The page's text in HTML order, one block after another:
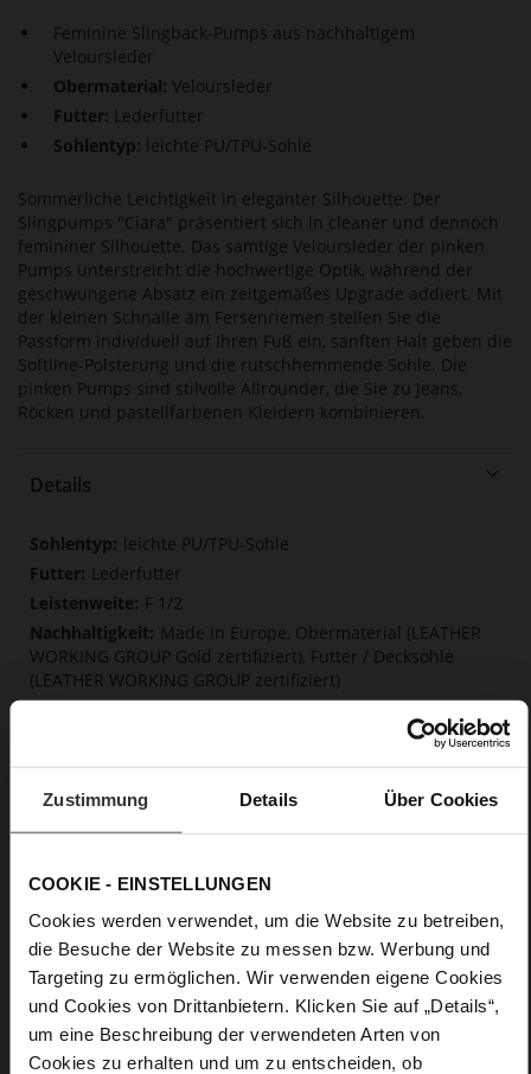
Zustimmung Details Über Cookies
COOKIE - EINSTELLUNGEN
Cookies werden verwendet, um die Website zu betreiben,
die Besuche der Website zu messen bzw. Werbung und
Targeting zu ermöglichen. Wir verwenden eigene Cookies
und Cookies von Drittanbietern. Klicken Sie auf „Details“,
um eine Beschreibung der verwendeten Arten von
Cookies zu erhalten und um zu entscheiden, ob
Feminine Slingback-Pumps aus nachhaltigem
Veloursleder
Obermaterial: Veloursleder
Futter: Lederfutter
Sohlentyp: leichte PU/TPU-Sohle
Sommerliche Leichtigkeit in eleganter Silhouette: Der
Slingpumps "Ciara" präsentiert sich in cleaner und dennoch
femininer Silhouette. Das samtige Veloursleder der pinken
Pumps unterstreicht die hochwertige Optik, während der
geschwungene Absatz ein zeitgemäßes Upgrade addiert. Mit
der kleinen Schnalle am Fersenriemen stellen Sie die
Passform individuell auf Ihren Fuß ein, sanften Halt geben die
Softline-Polsterung und die rutschhemmende Sohle. Die
pinken Pumps sind stilvolle Allrounder, die Sie zu Jeans,
Röcken und pastellfarbenen Kleidern kombinieren.
Details
Mehr
Informationen
leichte PU/TPU-Sohle
Lederfutter
F 1/2
Made in Europe, Obermaterial (LEATHER
WORKING GROUP Gold zertifiziert), Futter / Decksohle
(LEATHER WORKING GROUP zertifiziert)
Schnalle
Nein
Ziegenleder, fein geschliffen mit samtiger
Care